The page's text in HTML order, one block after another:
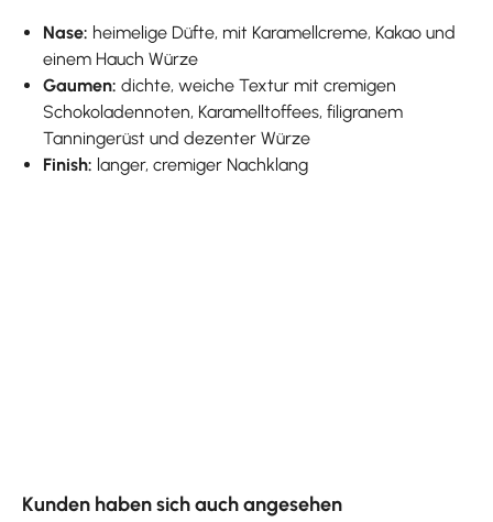
Nase: heimelige Düfte, mit Karamellcreme, Kakao und
einem Hauch Würze
Gaumen: dichte, weiche Textur mit cremigen
Schokoladennoten, Karamelltoffees, filigranem
Tanningerüst und dezenter Würze
Finish: langer, cremiger Nachklang
Kunden haben sich auch angesehen